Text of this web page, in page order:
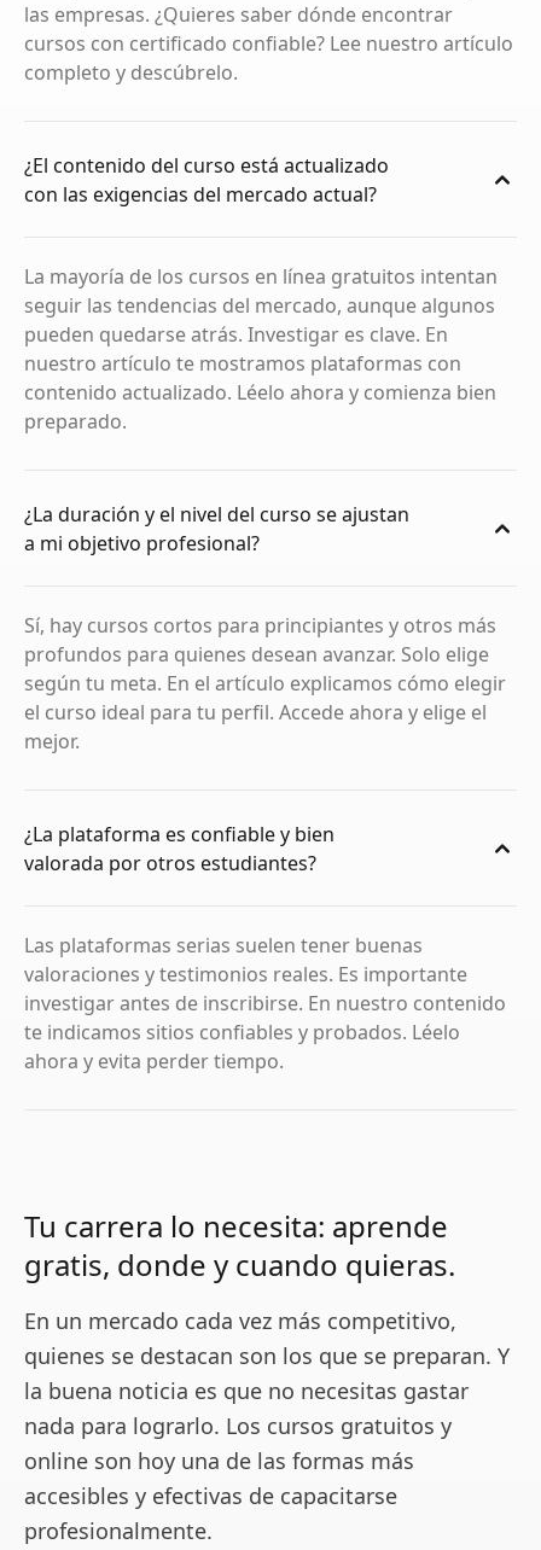
las empresas. ¿Quieres saber dónde encontrar
cursos con certificado confiable? Lee nuestro artículo
completo y descúbrelo.
¿El contenido del curso está actualizado
con las exigencias del mercado actual?
La mayoría de los cursos en línea gratuitos intentan
seguir las tendencias del mercado, aunque algunos
pueden quedarse atrás. Investigar es clave. En
nuestro artículo te mostramos plataformas con
contenido actualizado. Léelo ahora y comienza bien
preparado.
¿La duración y el nivel del curso se ajustan
a mi objetivo profesional?
Sí, hay cursos cortos para principiantes y otros más
profundos para quienes desean avanzar. Solo elige
según tu meta. En el artículo explicamos cómo elegir
el curso ideal para tu perfil. Accede ahora y elige el
mejor.
¿La plataforma es confiable y bien
valorada por otros estudiantes?
Las plataformas serias suelen tener buenas
valoraciones y testimonios reales. Es importante
investigar antes de inscribirse. En nuestro contenido
te indicamos sitios confiables y probados. Léelo
ahora y evita perder tiempo.
Tu carrera lo necesita: aprende
gratis, donde y cuando quieras.
En un mercado cada vez más competitivo,
quienes se destacan son los que se preparan. Y
la buena noticia es que no necesitas gastar
nada para lograrlo. Los cursos gratuitos y
online son hoy una de las formas más
accesibles y efectivas de capacitarse
profesionalmente.